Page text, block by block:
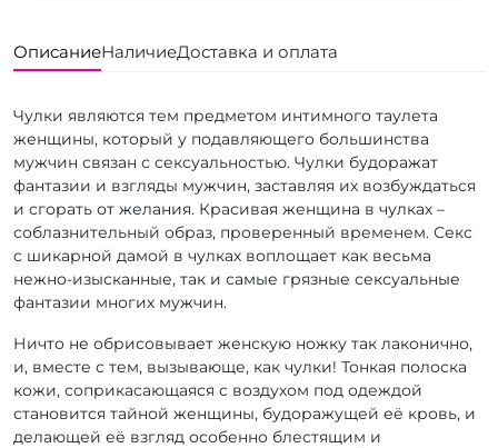
ОписаниеНаличиеДоставка и оплата
Чулки являются тем предметом интимного таулета
женщины, который у подавляющего большинства
мужчин связан с сексуальностью. Чулки будоражат
фантазии и взгляды мужчин, заставляя их возбуждаться
и сгорать от желания. Красивая женщина в чулках –
соблазнительный образ, проверенный временем. Секс
с шикарной дамой в чулках воплощает как весьма
нежно-изысканные, так и самые грязные сексуальные
фантазии многих мужчин.
Ничто не обрисовывает женскую ножку так лаконично,
и, вместе с тем, вызывающе, как чулки! Тонкая полоска
кожи, соприкасающаяся с воздухом под одеждой
становится тайной женщины, будоражущей её кровь, и
делающей её взгляд особенно блестящим и